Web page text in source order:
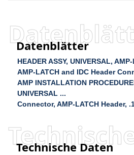
Datenblätter
HEADER ASSY, UNIVERSAL,
AMP-LATCH and IDC Header
AMP INSTALLATION
UNIVERSAL ...
Connector, AMP-LATCH Header,
Technische Daten